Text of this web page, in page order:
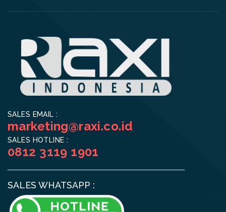
SALES EMAIL :
marketing@raxi.co.id
SALES HOTLINE :
0812 3119 1901
SALES WHATSAPP :